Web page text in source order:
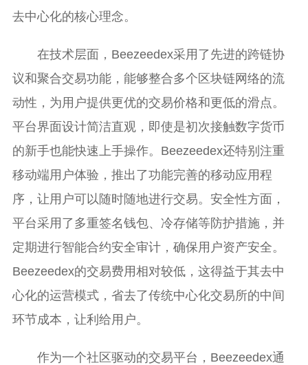
去中心化的核心理念。
在技术层面，Beezeedex采用了先进的跨链协
议和聚合交易功能，能够整合多个区块链网络的流
动性，为用户提供更优的交易价格和更低的滑点。
平台界面设计简洁直观，即使是初次接触数字货币
的新手也能快速上手操作。Beezeedex还特别注重
移动端用户体验，推出了功能完善的移动应用程
序，让用户可以随时随地进行交易。安全性方面，
平台采用了多重签名钱包、冷存储等防护措施，并
定期进行智能合约安全审计，确保用户资产安全。
Beezeedex的交易费用相对较低，这得益于其去中
心化的运营模式，省去了传统中心化交易所的中间
环节成本，让利给用户。
作为一个社区驱动的交易平台，Beezeedex通